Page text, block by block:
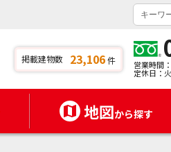
掲載建物数 23,106件 営業時間
定休日：
地図から探す